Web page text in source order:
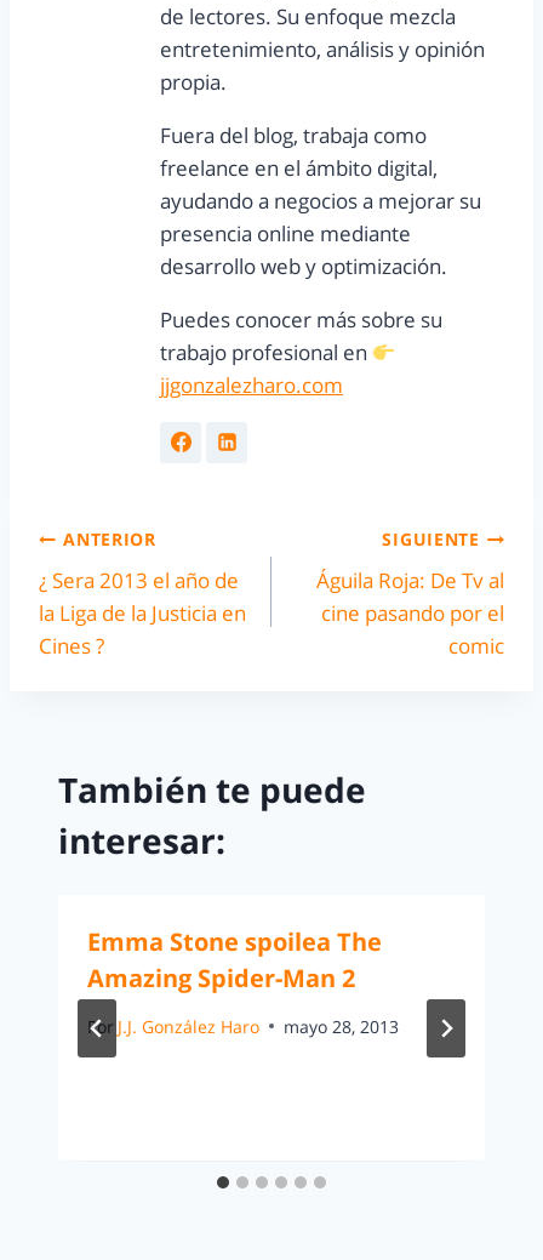
de lectores. Su enfoque mezcla
entretenimiento, análisis y opinión
propia.
Fuera del blog, trabaja como
freelance en el ámbito digital,
ayudando a negocios a mejorar su
presencia online mediante
desarrollo web y optimización.
Puedes conocer más sobre su
trabajo profesional en
jjgonzalezharo.com
ANTERIOR
¿ Sera 2013 el año de
la Liga de la Justicia en
Cines ?
SIGUIENTE
Águila Roja: De Tv al
cine pasando por el
comic
También te puede
interesar:
Emma Stone spoilea The
Amazing Spider-Man 2
Por J.J. González Haro mayo 28, 2013